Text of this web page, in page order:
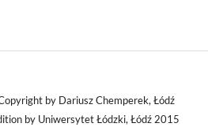
by Dariusz Chemperek, Łódź
by Uniwersytet Łódzki, Łódź 2015